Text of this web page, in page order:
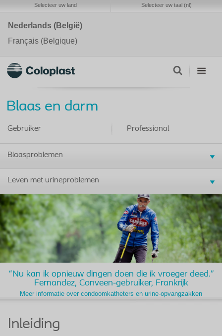
Selecteer uw land Selecteer uw taal (nl)
Nederlands (België)
Français (Belgique)
Blaas en darm
Gebruiker
Blaasproblemen
Leven met urineproblemen
Professional
“Nu kan ik opnieuw dingen doen die ik vroeger deed.”
Fernandez, Conveen-gebruiker, Frankrijk
Meer informatie over condoomkatheters en urine-opvangzakken
Inleiding